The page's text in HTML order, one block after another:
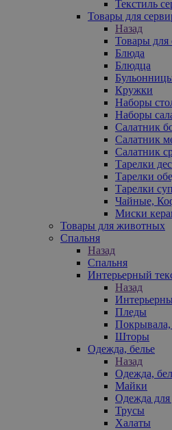
Текстиль
Товары для
Назад
Товары для
Блюда
Блюдца
Кружки
Наборы
Наборы
Салатник
Салатник
Салатник
Тарелки
Тарелки
Тарелки
Чайные,
Миски
Товары для животных
Спальня
Назад
Спальня
Интерьерный
Назад
Пледы
Покрывала,
Шторы
Одежда, белье
Назад
Одежда,
Майки
Одежда для
Трусы
Халаты